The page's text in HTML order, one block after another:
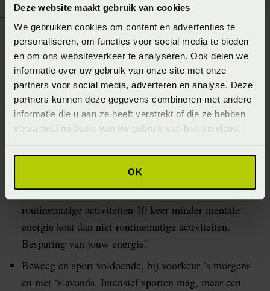
Deze website maakt gebruik van cookies
We gebruiken cookies om content en advertenties te
personaliseren, om functies voor social media te bieden
en om ons websiteverkeer te analyseren. Ook delen we
informatie over uw gebruik van onze site met onze
partners voor social media, adverteren en analyse. Deze
partners kunnen deze gegevens combineren met andere
informatie die u aan ze heeft verstrekt of die ze hebben
verzameld op basis van uw gebruik van hun services.
OK
Winterslaapproblemen
In de winterperiode kampen meer mensen met
slaapproblemen door een gebrek aan licht en een
onnatuurlijke levensstijl. We staan in het donker op om
aan het werk te gaan en de zon gaat ook alweer vroeg
onder. Kortom, ons hele bioritme raakt in de war.
Zorg dat je in jouw voeding (ontbijt, lunch, diner)
structuur toepast. Regelmatig en op vaste tijden. Het
klinkt saai, maar uit onderzoek blijkt dat
routinematige activiteiten 10 keer minder mentale
energie kost dan niet-routinematige activiteiten.
Besparing van jouw energie!
Beweeg en sport voldoende, bij voorkeur ’s morgens
en niet ‘s avonds. Intensief sporten mag, maar een